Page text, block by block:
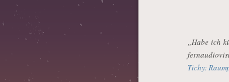
„Habe ich
Tichy: